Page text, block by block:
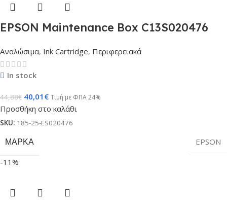
EPSON Maintenance Box C13S020476
Αναλώσιμα, Ink Cartridge, Περιφερειακά
In stock
44,88€ 40,01 € Τιμή με ΦΠΑ 24%
Προσθήκη στο καλάθι
SKU: 185-25-ES020476
ΜΆΡΚΑ
EPSON
-11%